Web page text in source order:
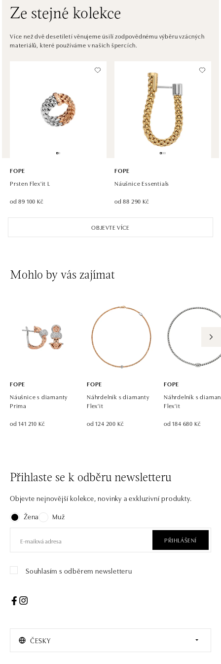
HALADA OC Avion, Bratislava
Ivanská cesta 16, 821 04 Bratislava
tel.: +421 917 090 372
Einsteinova 18, 851 01 Bratislava
tel.: +421 917 090 891
zítra otevřeno od 09:00
Ze stejné kolekce
Více než dvě desetiletí věnujeme úsilí zodpovědnému výběru vzácných
materiálů, které používáme v našich špercích.
OBJEVTE VÍCE
FOPE
Prsten Flex'it L
od 89 100 Kč
FOPE
Náušnice Essentials
od 88 290 Kč
Mohlo by vás zajímat
FOPE
Náušnice s diamanty
Prima
od 141 210 Kč
FOPE
Náhrdelník s diamanty
Flex'it
od 124 200 Kč
FOPE
Náhrdelník s
Flex'it
od 184 680 Kč
Přihlaste se k odběru newsletteru
Objevte nejnovější kolekce, novinky a exkluzivní produkty.
Žena
Muž
PŘIHLÁŠENÍ
Souhlasím s odběrem newsletteru
ČESKY